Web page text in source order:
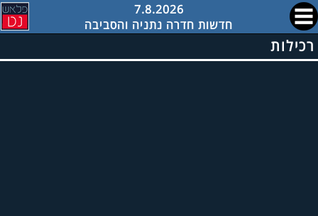
7.8.2026
חדשות חדרה נתניה והסביבה
רכילות